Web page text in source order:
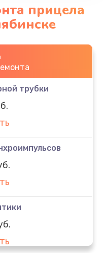
прицела
трубки